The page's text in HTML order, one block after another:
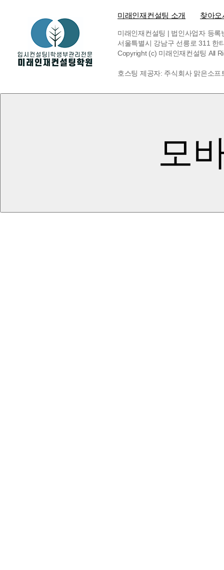
미래인재컨설팅 소개 찾아
미래인재컨설팅 | 법인사업자 등
서울특별시 강남구 선릉로 311 한
Copyright (c) 미래인재컨설팅 All
호스팅 제공자: 주식회사 맑은소
모